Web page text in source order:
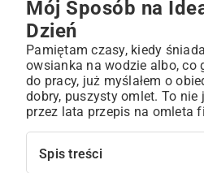
Mój Sposób na
Dzień
Pamiętam czasy, kiedy
owsianka na wodzie albo, co
do pracy, już myślałem o
dobry, puszysty omlet. To
przez lata przepis na omleta
Spis treści